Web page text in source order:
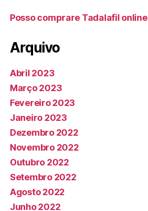
Posso comprare Tadalafil online
Arquivo
Abril 2023
Março 2023
Fevereiro 2023
Janeiro 2023
Dezembro 2022
Novembro 2022
Outubro 2022
Setembro 2022
Agosto 2022
Junho 2022